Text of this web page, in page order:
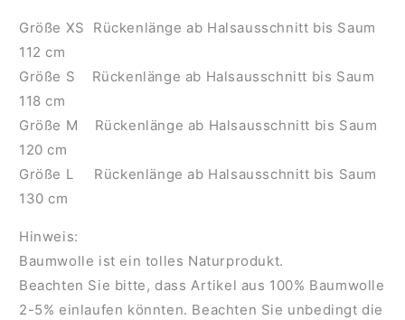
Größe XS Rückenlänge ab Halsausschnitt bis Saum
112 cm
Größe S Rückenlänge ab Halsausschnitt bis Saum
118 cm
Größe M Rückenlänge ab Halsausschnitt bis Saum
120 cm
Größe L Rückenlänge ab Halsausschnitt bis Saum
130 cm
Hinweis:
Baumwolle ist ein tolles Naturprodukt.
Beachten Sie bitte, dass Artikel aus 100% Baumwolle
2-5% einlaufen könnten. Beachten Sie unbedingt die